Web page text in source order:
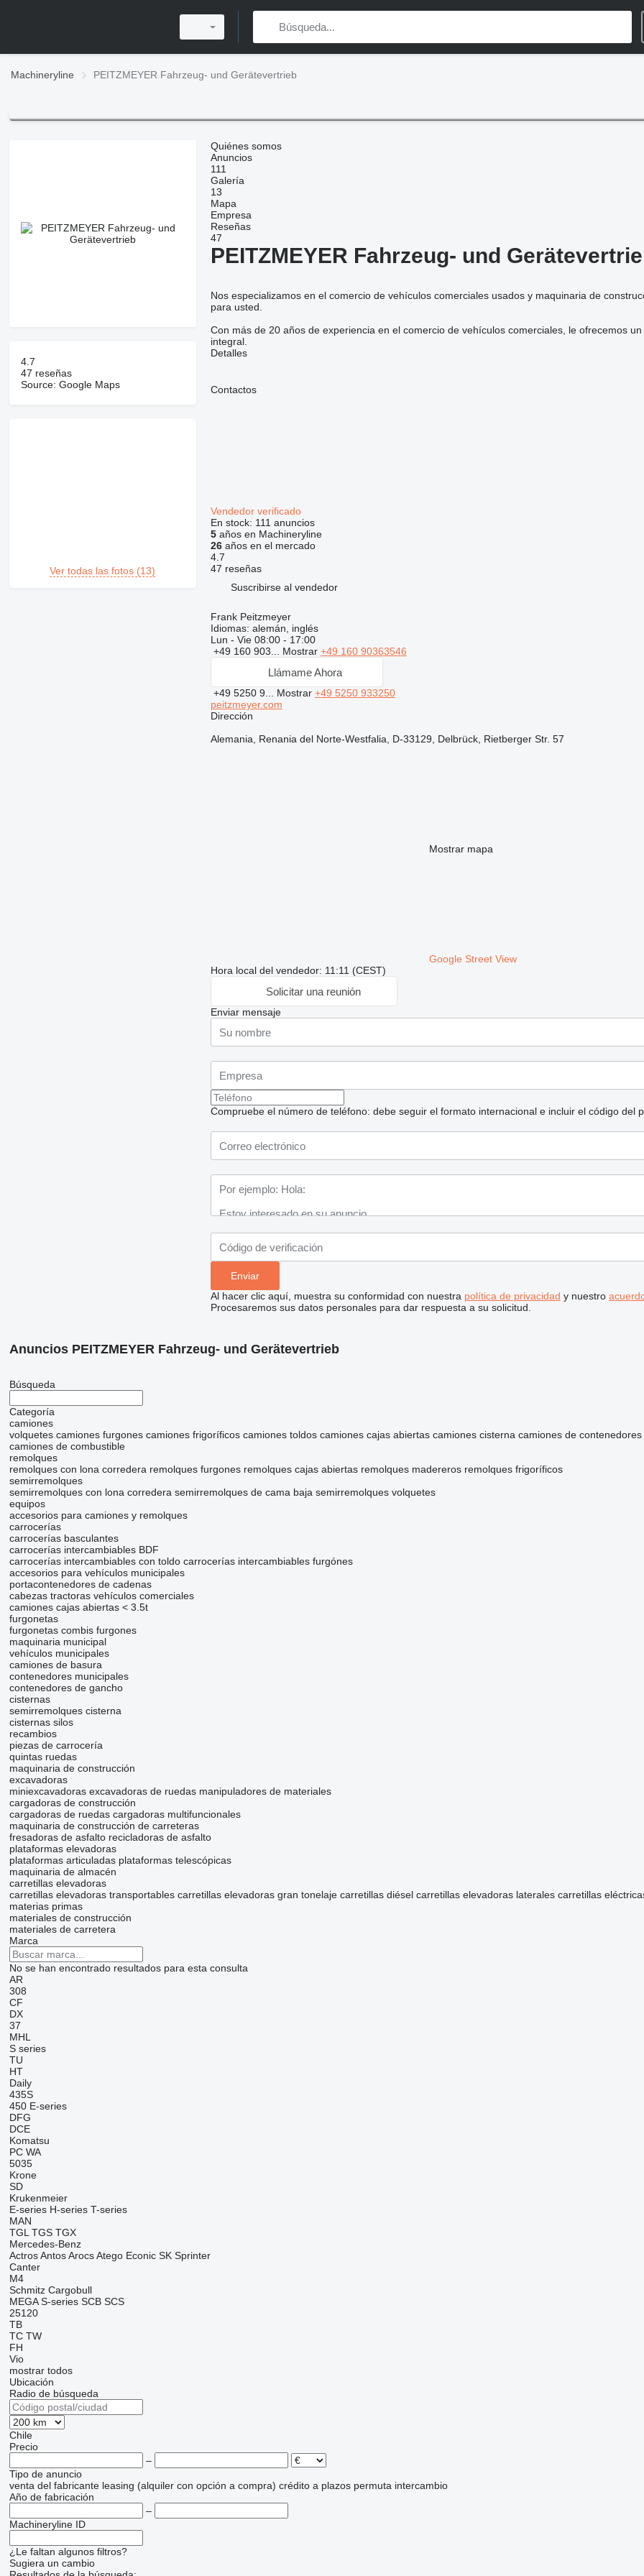
Machineryline PEITZMEYER Fahrzeug- und Gerätevertrieb
4.7
47 reseñas
Source: Google Maps
Ver todas las fotos (13)
Quiénes somos
Anuncios
111
Galería
13
Mapa
Empresa
Reseñas
47
PEITZMEYER Fahrzeug- und
Nos especializamos en el comercio de vehículos comerciales usados ​​y maquinaria de
para usted.
Con más de 20 años de experiencia en el comercio de vehículos comerciales, le ofrecemos
integral.
Detalles
Contactos
Vendedor verificado
En stock: 111 anuncios
5años en Machineryline
26años en el mercado
4.7
47 reseñas
Suscribirse al vendedor
Frank Peitzmeyer
Idiomas: alemán, inglés
Lun - Vie 08:00 - 17:00
+49 160 903... Mostrar +49 160 90363546
Llámame Ahora
+49 5250 9... Mostrar +49 5250 933250
peitzmeyer.com
Dirección
Alemania, Renania del Norte-Westfalia, D-33129, Delbrück, Rietberger Str. 57
Mostrar mapa
Google Street View
Hora local del vendedor: 11:11 (CEST)
Solicitar una reunión
Enviar mensaje
Compruebe el número de teléfono: debe seguir el formato internacional e incluir el código del
Al hacer clic aquí, muestra su conformidad con nuestra política de privacidad y nuestro
Procesaremos sus datos personales para dar respuesta a su solicitud.
Anuncios PEITZMEYER Fahrzeug- und Gerätevertrieb
Búsqueda
Categoría
camiones
volquetes camiones furgones camiones frigoríficos camiones toldos camiones cajas abiertas camiones cisterna camiones de contenedores
camiones de combustible
remolques
remolques con lona corredera remolques furgones remolques cajas abiertas remolques madereros remolques frigoríficos
semirremolques
semirremolques con lona corredera semirremolques de cama baja semirremolques volquetes
equipos
accesorios para camiones y remolques
carrocerías
carrocerías basculantes
carrocerías intercambiables BDF
carrocerías intercambiables con toldo carrocerías intercambiables furgónes
accesorios para vehículos municipales
portacontenedores de cadenas
cabezas tractoras vehículos comerciales
camiones cajas abiertas < 3.5t
furgonetas
furgonetas combis furgones
maquinaria municipal
vehículos municipales
camiones de basura
contenedores municipales
contenedores de gancho
cisternas
semirremolques cisterna
cisternas silos
recambios
piezas de carrocería
quintas ruedas
maquinaria de construcción
excavadoras
miniexcavadoras excavadoras de ruedas manipuladores de materiales
cargadoras de construcción
cargadoras de ruedas cargadoras multifuncionales
maquinaria de construcción de carreteras
fresadoras de asfalto recicladoras de asfalto
plataformas elevadoras
plataformas articuladas plataformas telescópicas
maquinaria de almacén
carretillas elevadoras
carretillas elevadoras transportables carretillas elevadoras gran tonelaje carretillas diésel carretillas elevadoras laterales carretillas
materias primas
materiales de construcción
materiales de carretera
Marca
No se han encontrado resultados para esta consulta
AR
308
CF
DX
37
MHL
S series
TU
HT
Daily
435S
450 E-series
DFG
DCE
Komatsu
PC WA
5035
Krone
SD
Krukenmeier
E-series H-series T-series
MAN
TGL TGS TGX
Mercedes-Benz
Actros Antos Arocs Atego Econic SK Sprinter
Canter
M4
Schmitz Cargobull
MEGA S-series SCB SCS
25120
TB
TC TW
FH
Vio
mostrar todos
Ubicación
Radio de búsqueda
Chile
Precio
–
Tipo de anuncio
venta del fabricante leasing (alquiler con opción a compra) crédito a plazos permuta intercambio
Año de fabricación
–
Machineryline ID
¿Le faltan algunos filtros?
Sugiera un cambio